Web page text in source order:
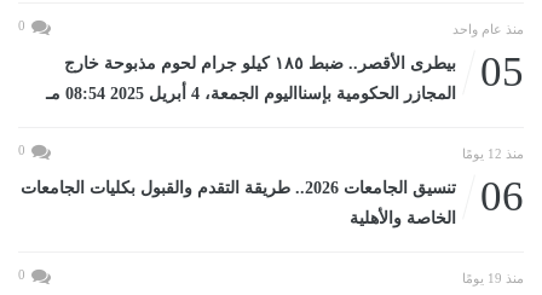
منذ عام واحد 0
05
بيطرى الأقصر.. ضبط ١٨٥ كيلو جرام لحوم مذبوحة خارج
المجازر الحكومية بإسنااليوم الجمعة، 4 أبريل 2025 08:54 مـ
منذ 12 يومًا 0
06
تنسيق الجامعات 2026.. طريقة التقدم والقبول بكليات الجامعات
الخاصة والأهلية
منذ 19 يومًا 0